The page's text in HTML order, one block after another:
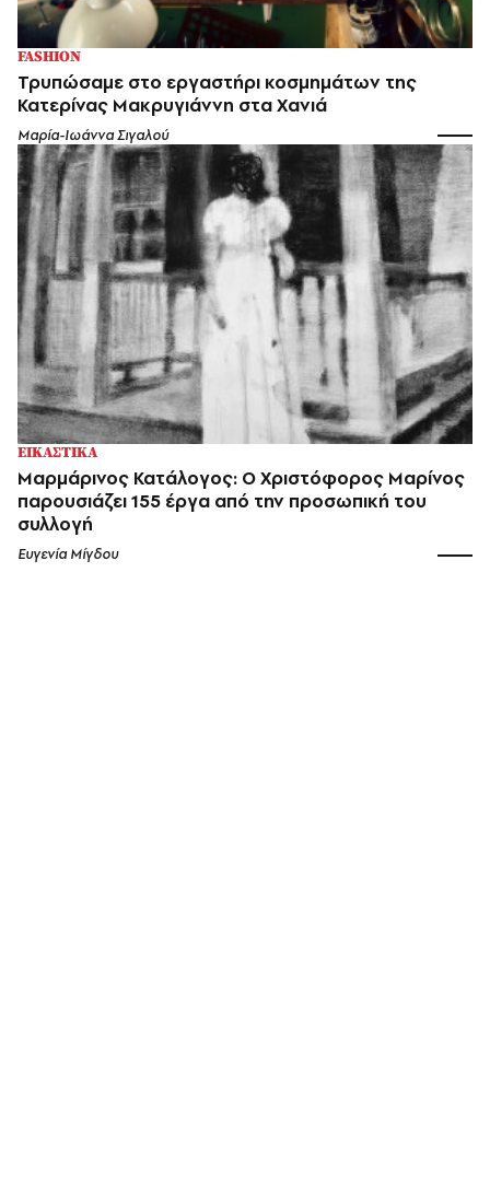
FASHION
Τρυπώσαμε στο εργαστήρι κοσμημάτων της
Κατερίνας Μακρυγιάννη στα Χανιά
Μαρία-Ιωάννα Σιγαλού
ΕΙΚΑΣΤΙΚΑ
Μαρμάρινος Κατάλογος: Ο Χριστόφορος Μαρίνος
παρουσιάζει 155 έργα από την προσωπική του
συλλογή
Ευγενία Μίγδου